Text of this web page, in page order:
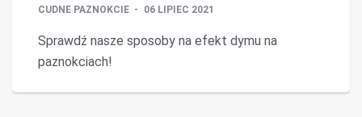
CUDNE PAZNOKCIE 06 LIPIEC 2021
Sprawdź nasze sposoby na efekt dymu na
paznokciach!